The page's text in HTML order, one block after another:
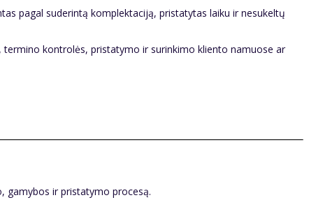
pagal suderintą komplektaciją, pristatytas laiku ir nesukeltų
kontrolės, pristatymo ir surinkimo kliento namuose ar
gamybos ir pristatymo procesą.